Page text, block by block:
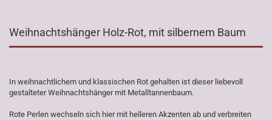
Weihnachtshänger Holz-Rot, mit silbernem Baum
In weihnachtlichem und klassischen Rot gehalten ist dieser liebevoll
gestalteter Weihnachtshänger mit Metalltannenbaum.
Rote Perlen wechseln sich hier mit helleren Akzenten ab und verbreiten